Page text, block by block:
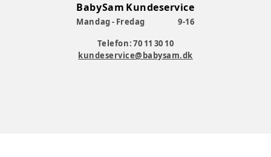
BabySam Kundeservice
Mandag - Fredag
9-16
Telefon: 70 11 30 10
kundeservice@babysam.dk